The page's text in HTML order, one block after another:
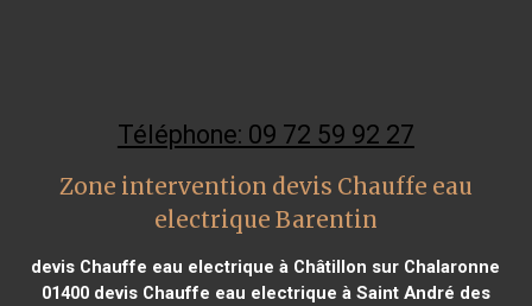
Téléphone: 09 72 59 92 27
Zone intervention devis Chauffe eau
electrique Barentin
devis Chauffe eau electrique à Châtillon sur Chalaronne
01400devis Chauffe eau electrique à Saint André des